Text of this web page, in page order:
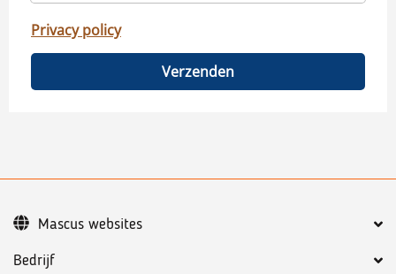
Privacy policy
Verzenden
Bedrijf
Mascus websites